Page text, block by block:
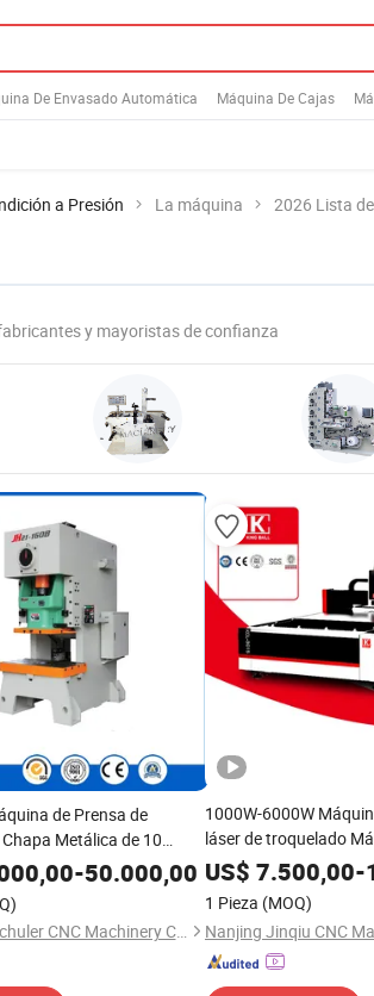
De Envasado Automática Máquina De Cajas
a Presión La máquina 2026 Lista
y mayoristas de confianza
de Prensa de
Metálica de 10
Aparato de Cojín
Troqueles
-50.000,00
Shandong Schuler CNC Machinery Co., Ltd.
1000W-6000W
láser de troquelado
por láser de vidrio
CNC de engranajes
US$ 7.500,00-
1 Pieza (MOQ)